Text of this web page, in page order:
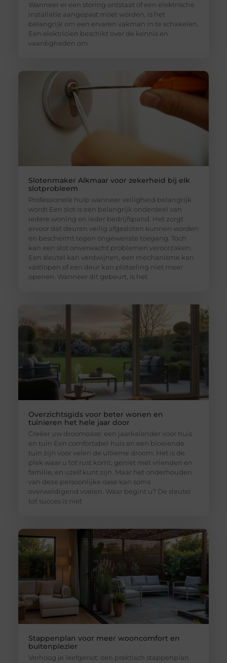
Wanneer er een storing ontstaat of een elektrische
installatie aangepast moet worden, is het
belangrijk om een ervaren vakman in te schakelen.
Een elektricien beschikt over de kennis en
vaardigheden om
Slotenmaker Alkmaar voor zekerheid bij elk
slotprobleem
Professionele hulp wanneer veiligheid belangrijk
wordt Een slot is een belangrijk onderdeel van
iedere woning en ieder bedrijfspand. Het zorgt
ervoor dat deuren veilig afgesloten kunnen worden
en beschermt tegen ongewenste toegang. Toch
kan een slot onverwacht problemen veroorzaken.
Een sleutel kan verdwijnen, een mechanisme kan
vastlopen of een deur kan plotseling niet meer
openen. Wanneer dit gebeurt, is het
Overzichtsgids voor beter wonen en
tuinieren het hele jaar door
Creëer uw droomoase: een jaarkalender voor huis
en tuin Een comfortabel huis en een bloeiende
tuin zijn voor velen de ultieme droom. Het is de
plek waar u tot rust komt, geniet met vrienden en
familie, en uzelf kunt zijn. Maar het onderhouden
van deze persoonlijke oase kan soms
overweldigend voelen. Waar begint u? De sleutel
tot succes is niet
Stappenplan voor meer wooncomfort en
buitenplezier
Verhoog je leefgenot: een praktisch stappenplan